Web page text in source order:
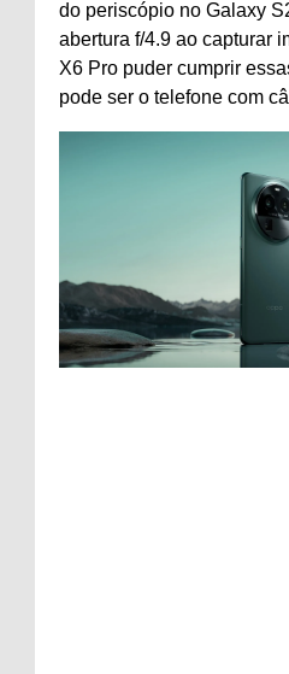
do periscópio no Galaxy
abertura f/4.9 ao capturar
X6 Pro puder cumprir
pode ser o telefone com